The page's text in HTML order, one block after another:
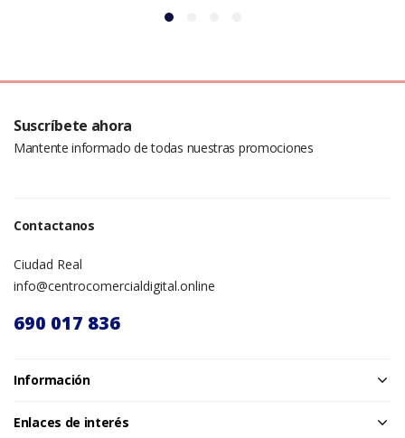
Suscríbete ahora
Mantente informado de todas nuestras promociones
Contactanos
Ciudad Real
info@centrocomercialdigital.online
690 017 836
Información
Enlaces de interés